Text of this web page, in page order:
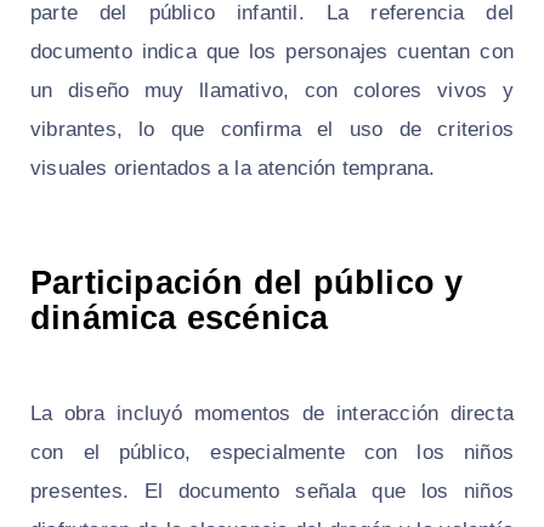
parte del público infantil. La referencia del
documento indica que los personajes cuentan con
un diseño muy llamativo, con colores vivos y
vibrantes, lo que confirma el uso de criterios
visuales orientados a la atención temprana.
Participación del público y
dinámica escénica
La obra incluyó momentos de interacción directa
con el público, especialmente con los niños
presentes. El documento señala que los niños